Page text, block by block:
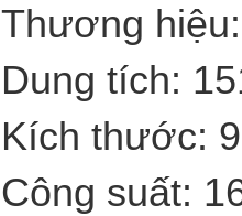
Thương hiệu
Dung tích:
Kích thước:
Công suất: